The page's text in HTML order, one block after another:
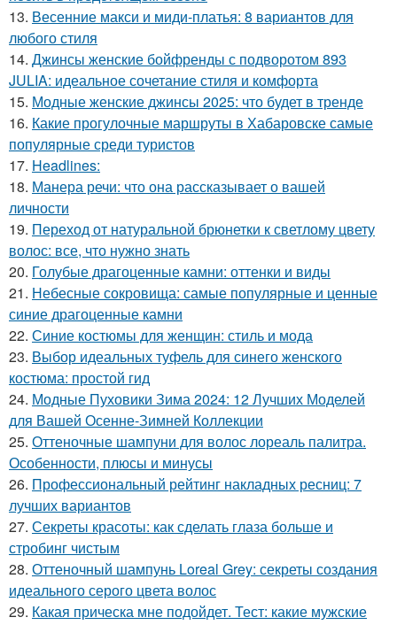
13. Весенние макси и миди-платья: 8 вариантов для
любого стиля
14. Джинсы женские бойфренды с подворотом 893
JULIA: идеальное сочетание стиля и комфорта
15. Модные женские джинсы 2025: что будет в тренде
16. Какие прогулочные маршруты в Хабаровске самые
популярные среди туристов
17. Headlines:
18. Манера речи: что она рассказывает о вашей
личности
19. Переход от натуральной брюнетки к светлому цвету
волос: все, что нужно знать
20. Голубые драгоценные камни: оттенки и виды
21. Небесные сокровища: самые популярные и ценные
синие драгоценные камни
22. Синие костюмы для женщин: стиль и мода
23. Выбор идеальных туфель для синего женского
костюма: простой гид
24. Модные Пуховики Зима 2024: 12 Лучших Моделей
для Вашей Осенне-Зимней Коллекции
25. Оттеночные шампуни для волос лореаль палитра.
Особенности, плюсы и минусы
26. Профессиональный рейтинг накладных ресниц: 7
лучших вариантов
27. Секреты красоты: как сделать глаза больше и
стробинг чистым
28. Оттеночный шампунь Loreal Grey: секреты создания
идеального серого цвета волос
29. Какая прическа мне подойдет. Тест: какие мужские